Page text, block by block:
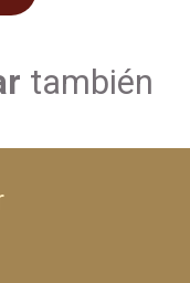
también